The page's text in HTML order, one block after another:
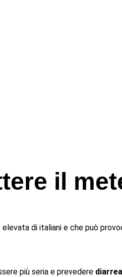
il
di italiani e che può
più seria e prevedere diarrea